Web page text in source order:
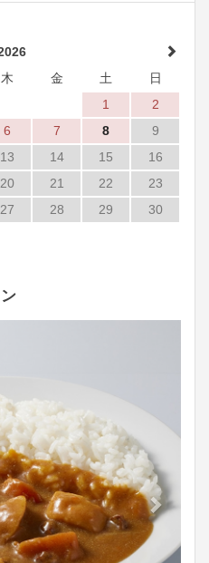
木 金 土
日
1
2
6 7 8
9
13 14 15
16
20 21 22
23
27 28 29
30